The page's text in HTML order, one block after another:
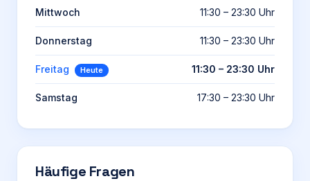
Mittwoch 11:30 – 23:30 Uhr
Donnerstag 11:30 – 23:30 Uhr
Freitag Heute 11:30 – 23:30 Uhr
Samstag 17:30 – 23:30 Uhr
Häufige Fragen